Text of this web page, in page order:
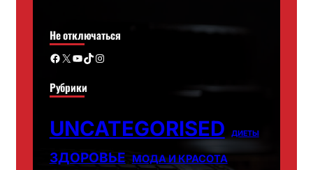
Не отключаться
Facebook X YouTube TikTok Instagram
Рубрики
UNCATEGORISED ДИЕТЫ
ЗДОРОВЬЕ МОДА И КРАСОТА